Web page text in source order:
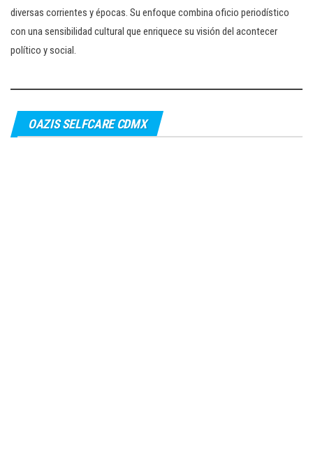
diversas corrientes y épocas. Su enfoque combina oficio periodístico
con una sensibilidad cultural que enriquece su visión del acontecer
político y social.
OAZIS SELFCARE CDMX